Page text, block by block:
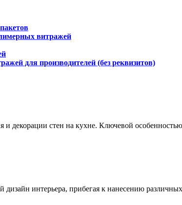
витражей
для производителей (без реквизитов)
декорации стен на кухне. Ключевой
интерьера, прибегая к нанесению